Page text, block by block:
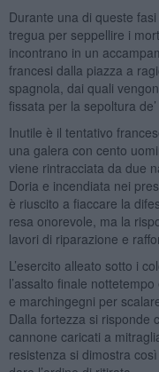
Durante una di queste
tregua per seppellire i
incontrano in un
francesi dalla piazza a
spagnola, dai quali
fissata per la sepoltura
Inutile è il tentativo
una galera con cento
viene rintracciata da due
Doria e incendiata nei
è riuscito a fiaccare la
resa onorevole, ma la
lavori di riparazione e
L’esercito alleato sotto i
l’assalto finale
e marchingegni per
Dalla fortezza si risponde
cannone caricati a
resistenza si dimostra